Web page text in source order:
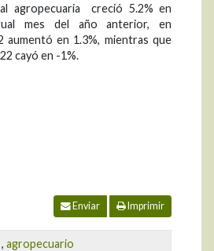
agropecuaria creció 5.2% en
mes del año anterior, en
aumentó en 1.3%, mientras que
cayó en -1%.
Enviar Imprimir
, agropecuario